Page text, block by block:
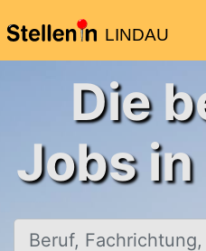
LINDAU
Die
Jobs
Beruf, Fachrichtung, Firma